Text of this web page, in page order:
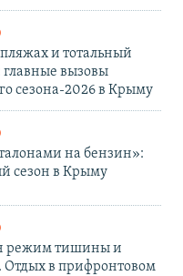
и тотальный
главные вызовы
сезона-2026 в Крыму
на бензин»:
сезон в Крыму
режим тишины и
Отдых в прифронтовом